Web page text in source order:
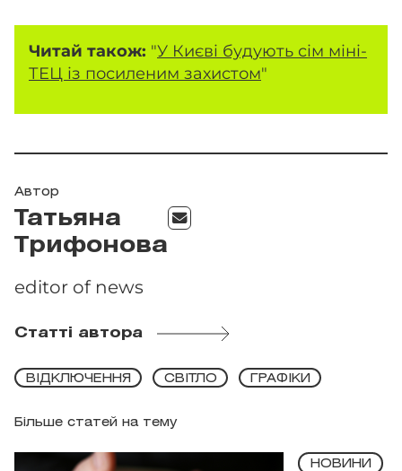
Читай також: "У Києві будують сім міні-
ТЕЦ із посиленим захистом"
Автор
Татьяна
Трифонова
editor of news
Статті автора
Більше статей на тему
ВІДКЛЮЧЕННЯ СВІТЛО ГРАФІКИ
НОВИНИ